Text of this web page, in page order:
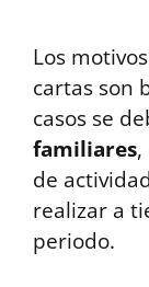
Los
cartas son
casos se
familiares,
de
realizar a
periodo.